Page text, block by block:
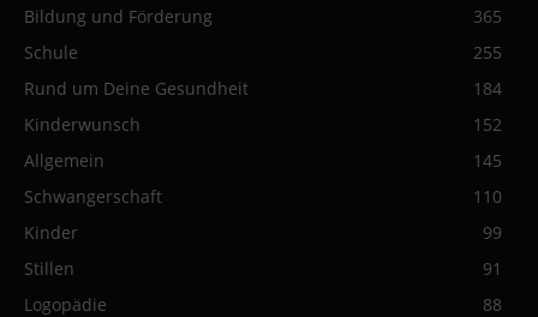
Bildung und Förderung
365
Schule
255
Rund um Deine Gesundheit
184
Kinderwunsch
152
Allgemein
145
Schwangerschaft
110
Kinder
99
Stillen
91
Logopädie
88